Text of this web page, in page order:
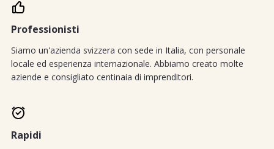
Professionisti
Siamo un'azienda svizzera con sede in Italia, con personale
locale ed esperienza internazionale. Abbiamo creato molte
aziende e consigliato centinaia di imprenditori.
Rapidi